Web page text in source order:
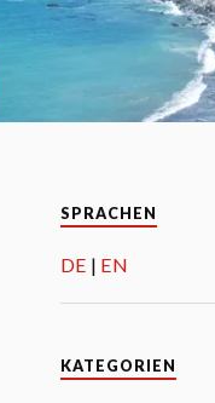
SPRACHEN
DE EN
KATEGORIEN